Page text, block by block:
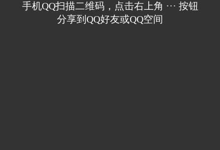
手机QQ扫描二维码，点击右上角 ··· 按钮
分享到QQ好友或QQ空间